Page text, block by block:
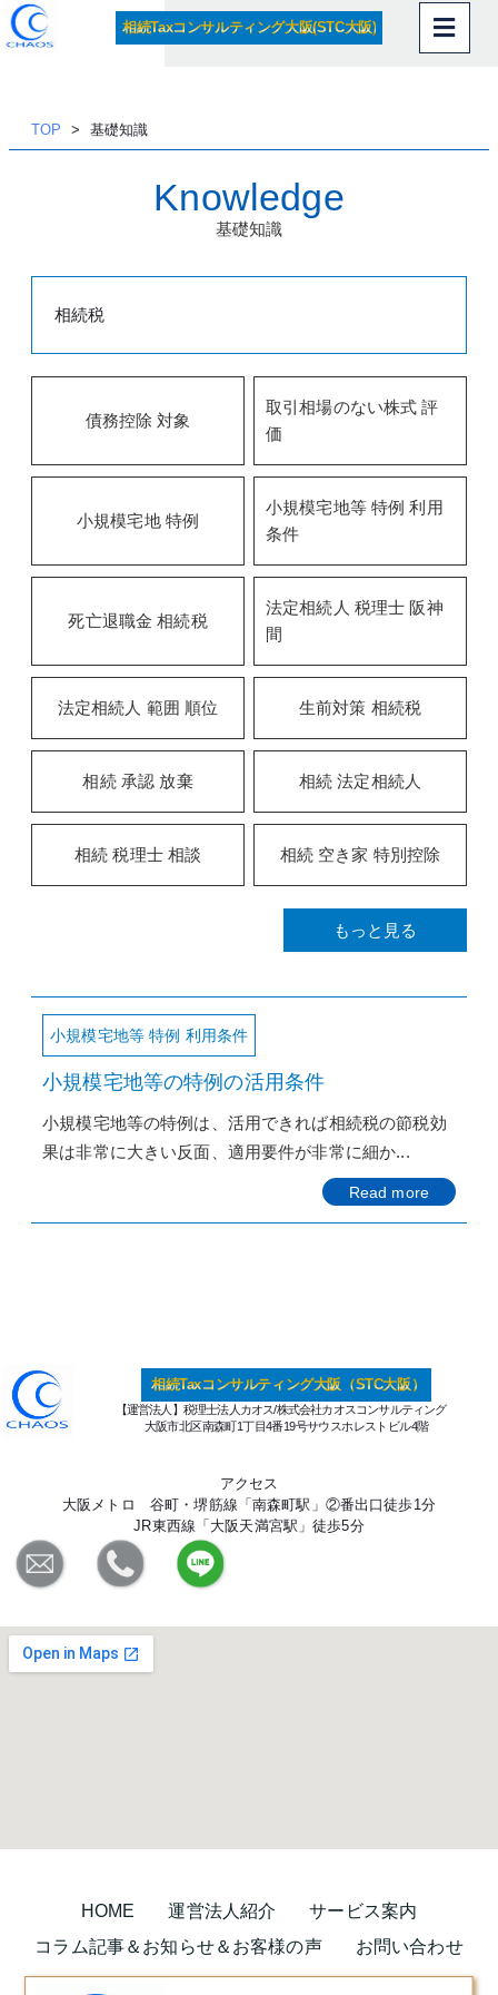
内
相続Taxコンサルティング大阪(STC大阪)
TOP 基礎知識
Knowledge
基礎知識
相続税
債務控除 対象
取引相場のない株式 評
価
小規模宅地 特例
小規模宅地等 特例 利用
条件
死亡退職金 相続税
法定相続人 税理士 阪神
間
法定相続人 範囲 順位 生前対策 相続税
相続 承認 放棄 相続 法定相続人
相続 税理士 相談 相続 空き家 特別控除
もっと見る
小規模宅地等 特例 利用条件
小規模宅地等の特例の活用条件
小規模宅地等の特例は、活用できれば相続税の節税効
果は非常に大きい反面、適用要件が非常に細か...
Read more
相続Taxコンサルティング大阪（STC大阪）
【運営法人】税理士法人カオス/株式会社カオスコンサルティング
大阪市北区南森町1丁目4番19号サウスホレストビル4階
アクセス
大阪メトロ 谷町・堺筋線「南森町駅」②番出口徒歩1分
JR東西線「大阪天満宮駅」徒歩5分
HOME 運営法人紹介
サービス案内
コラム記事＆お知らせ＆お客様の声
お問い合わせ